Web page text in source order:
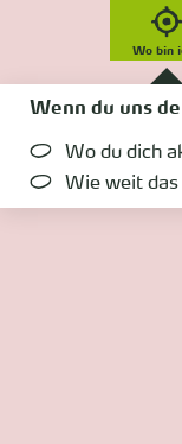
Wo bin
Wenn du uns
Wo du dich
Wie weit